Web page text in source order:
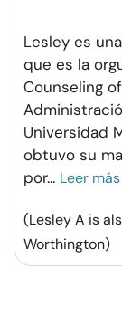
Lesley es
que es la
Counseling
Universidad
obtuvo su
por... Leer más
(Lesley A is
Worthington)